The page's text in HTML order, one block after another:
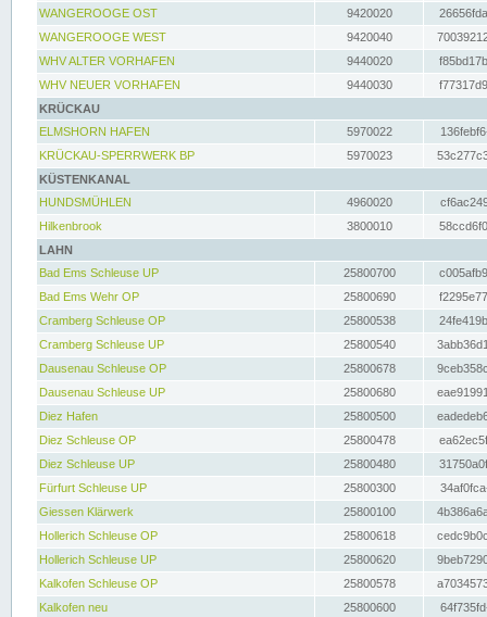
WANGEROOGE OST
9420020
WANGEROOGE WEST
9420040
WHV ALTER VORHAFEN
9440020
WHV NEUER VORHAFEN
9440030
KRÜCKAU
ELMSHORN HAFEN
5970022
KRÜCKAU-SPERRWERK BP
5970023
KÜSTENKANAL
HUNDSMÜHLEN
4960020
Hilkenbrook
3800010
LAHN
Bad Ems Schleuse UP
25800700
Bad Ems Wehr OP
25800690
Cramberg Schleuse OP
25800538
Cramberg Schleuse UP
25800540
Dausenau Schleuse OP
25800678
Dausenau Schleuse UP
25800680
Diez Hafen
25800500
Diez Schleuse OP
25800478
Diez Schleuse UP
25800480
Fürfurt Schleuse UP
25800300
Giessen Klärwerk
25800100
Hollerich Schleuse OP
25800618
Hollerich Schleuse UP
25800620
Kalkofen Schleuse OP
25800578
Kalkofen neu
25800600